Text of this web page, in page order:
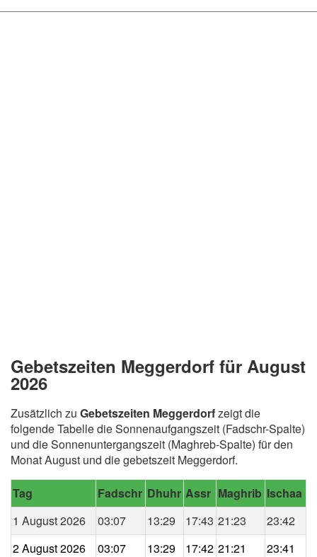
Gebetszeiten Meggerdorf für August
2026
Zusätzlich zu Gebetszeiten Meggerdorfzeigt die
folgende Tabelle die Sonnenaufgangszeit (Fadschr-Spalte)
und die Sonnenuntergangszeit (Maghreb-Spalte) für den
Monat August und die gebetszeit Meggerdorf.
Tag Fadschr Dhuhr Assr Maghrib Ischaa
1 August 2026
03:07 13:29 17:43 21:23
23:42
2 August 2026
03:07 13:29 17:42 21:21
23:41